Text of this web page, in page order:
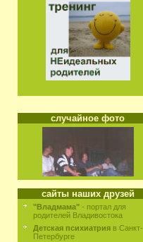
случайное фото
сайты наших друзей
"Владмама" - портал для
родителей Владивостока
Детская психиатрия в Санкт-
Петербурге